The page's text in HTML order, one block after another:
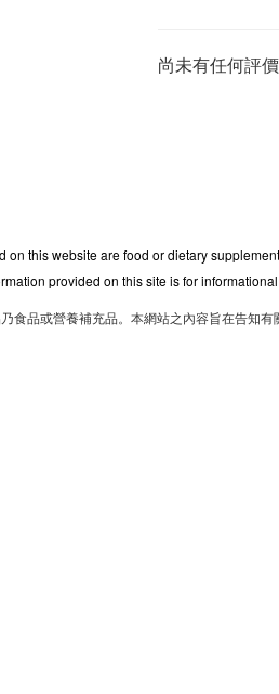
尚未有任何評價
on this website are food or dietary
provided on this site is for
乃食品或營養補充品。本網站之內容旨在告知